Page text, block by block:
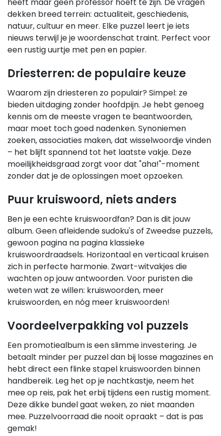
dekken breed terrein: actualiteit, geschiedenis,
natuur, cultuur en meer. Elke puzzel leert je iets
nieuws terwijl je je woordenschat traint. Perfect voor
een rustig uurtje met pen en papier.
Driesterren: de populaire keuze
Waarom zijn driesteren zo populair? Simpel: ze
bieden uitdaging zonder hoofdpijn. Je hebt genoeg
kennis om de meeste vragen te beantwoorden,
maar moet toch goed nadenken. Synoniemen
zoeken, associaties maken, dat wisselwoordje vinden
– het blijft spannend tot het laatste vakje. Deze
moeilijkheidsgraad zorgt voor dat "aha!"-moment
zonder dat je de oplossingen moet opzoeken.
Puur kruiswoord, niets anders
Ben je een echte kruiswoordfan? Dan is dit jouw
album. Geen afleidende sudoku's of Zweedse puzzels,
gewoon pagina na pagina klassieke
kruiswoordraadsels. Horizontaal en verticaal kruisen
zich in perfecte harmonie. Zwart-witvakjes die
wachten op jouw antwoorden. Voor puristen die
weten wat ze willen: kruiswoorden, meer
kruiswoorden, en nóg meer kruiswoorden!
Voordeelverpakking vol puzzels
Een promotiealbum is een slimme investering. Je
betaalt minder per puzzel dan bij losse magazines en
hebt direct een flinke stapel kruiswoorden binnen
handbereik. Leg het op je nachtkastje, neem het
mee op reis, pak het erbij tijdens een rustig moment.
Deze dikke bundel gaat weken, zo niet maanden
mee. Puzzelvoorraad die nooit opraakt – dat is pas
gemak!